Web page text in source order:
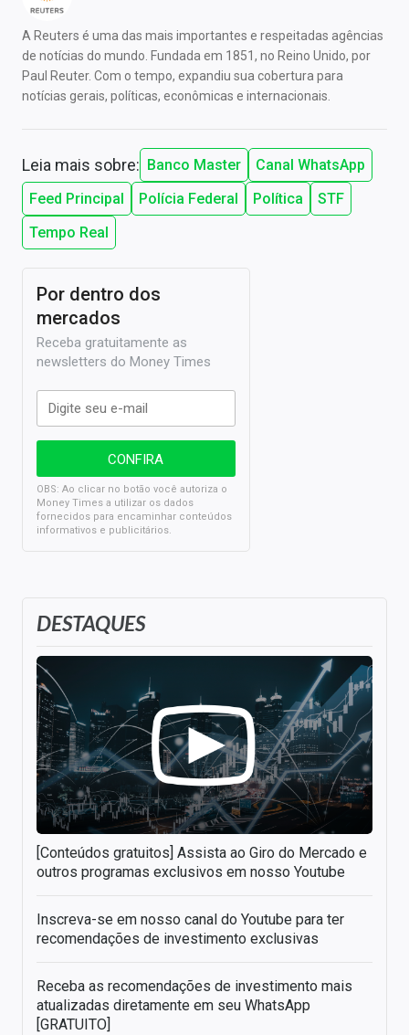
A Reuters é uma das mais importantes e respeitadas agências
de notícias do mundo. Fundada em 1851, no Reino Unido, por
Paul Reuter. Com o tempo, expandiu sua cobertura para
notícias gerais, políticas, econômicas e internacionais.
Leia mais sobre: Banco Master
Canal WhatsApp
Feed Principal
Polícia Federal Política
STF
Tempo Real
DESTAQUES
[Conteúdos gratuitos] Assista ao Giro do Mercado e
outros programas exclusivos em nosso Youtube
Inscreva-se em nosso canal do Youtube para ter
recomendações de investimento exclusivas
Receba as recomendações de investimento mais
atualizadas diretamente em seu WhatsApp
[GRATUITO]
Por dentro dos
mercados
Receba gratuitamente as
newsletters do Money Times
OBS: Ao clicar no botão você autoriza o
Money Times a utilizar os dados
fornecidos para encaminhar conteúdos
informativos e publicitários.